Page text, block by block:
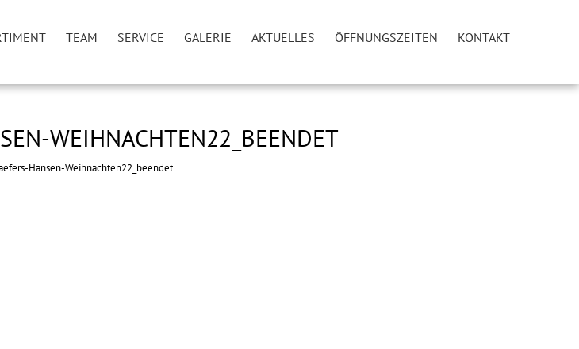
TEAM SERVICE GALERIE AKTUELLES ÖFFNUNGSZEITEN KONTAKT
WEIHNACHTEN22_BEENDET
Hansen-Weihnachten22_beendet